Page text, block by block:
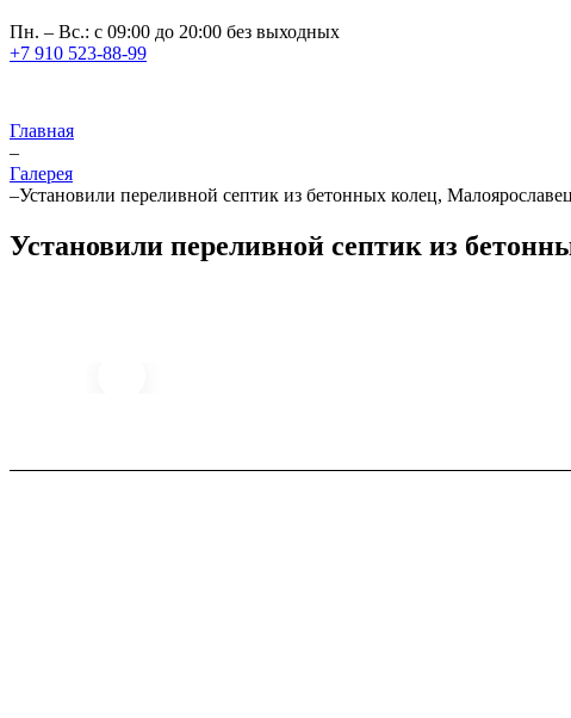
Пн. – Вс.: с 09:00 до 20:00 без выходных
+7 910 523-88-99
Главная
–
Галерея
–Установили переливной септик из бетонных колец,
Установили переливной септик из